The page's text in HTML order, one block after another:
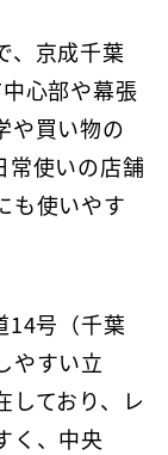
、京成千葉
心部や幕張
や買い物の
常使いの店舗
も使いやす
14号（千葉
やすい立
しており、レ
く、中央